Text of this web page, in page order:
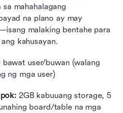
mahahalagang
na plano ay may
malaking bentahe para
kahusayan.
bawat user/buwan (walang
ng mga user)
2GB kabuuang storage, 5
board/table na mga